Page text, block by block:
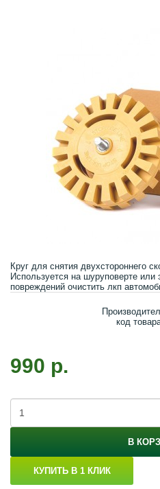
Круг для снятия двухстороннего
Используется на шуруповерте
повреждений очистить лкп
код
990 р.
В
КУПИТЬ В 1 КЛИК